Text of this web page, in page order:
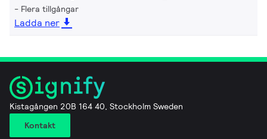
Flera tillgångar
Ladda ner
Kistagången 20B 164 40, Stockholm Sweden
Kontakt